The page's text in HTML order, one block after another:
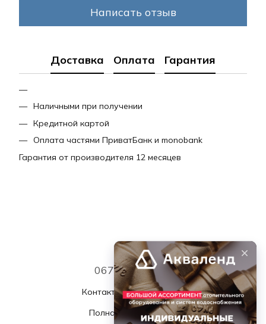
Написать отзыв
Доставка Оплата Гарантия
Наличными при получении
Кредитной картой
Оплата частями ПриватБанк и monobank
Гарантия от производителя 12 месяцев
067 339 7768
Контактная информация
Полная версия сайта